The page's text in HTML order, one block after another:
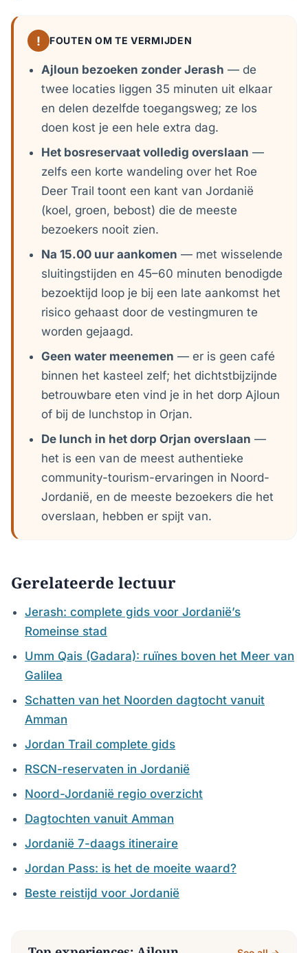
! FOUTEN OM TE VERMIJDEN
Ajloun bezoeken zonder Jerash — de
twee locaties liggen 35 minuten uit elkaar
en delen dezelfde toegangsweg; ze los
doen kost je een hele extra dag.
Het bosreservaat volledig overslaan —
zelfs een korte wandeling over het Roe
Deer Trail toont een kant van Jordanië
(koel, groen, bebost) die de meeste
bezoekers nooit zien.
Na 15.00 uur aankomen — met wisselende
sluitingstijden en 45–60 minuten benodigde
bezoektijd loop je bij een late aankomst het
risico gehaast door de vestingmuren te
worden gejaagd.
Geen water meenemen — er is geen café
binnen het kasteel zelf; het dichtstbijzijnde
betrouwbare eten vind je in het dorp Ajloun
of bij de lunchstop in Orjan.
De lunch in het dorp Orjan overslaan —
het is een van de meest authentieke
community-tourism-ervaringen in Noord-
Jordanië, en de meeste bezoekers die het
overslaan, hebben er spijt van.
Gerelateerde lectuur
Jerash: complete gids voor Jordanië’s
Romeinse stad
Umm Qais (Gadara): ruïnes boven het Meer van
Galilea
Schatten van het Noorden dagtocht vanuit
Amman
Jordan Trail complete gids
RSCN-reservaten in Jordanië
Noord-Jordanië regio overzicht
Dagtochten vanuit Amman
Jordanië 7-daags itineraire
Jordan Pass: is het de moeite waard?
Beste reistijd voor Jordanië